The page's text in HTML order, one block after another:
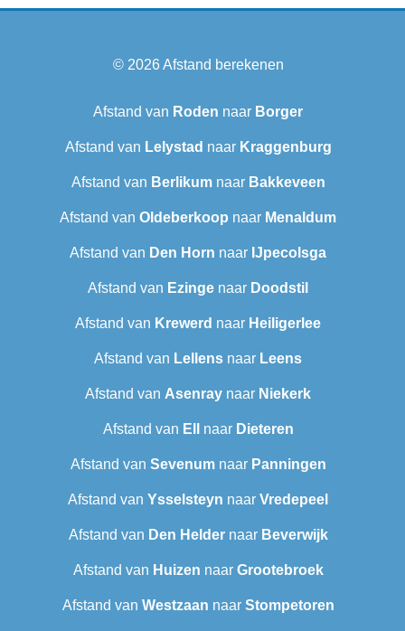
© 2026Afstand berekenen
Afstand van Roden naar Borger
Afstand van Lelystad naar Kraggenburg
Afstand van Berlikumnaar Bakkeveen
Afstand van Oldeberkoop naar Menaldum
Afstand van Den Horn naar IJpecolsga
Afstand van Ezinge naar Doodstil
Afstand van Krewerd naar Heiligerlee
Afstand van Lellens naar Leens
Afstand van Asenray naar Niekerk
Afstand van Ell naar Dieteren
Afstand van Sevenumnaar Panningen
Afstand van Ysselsteyn naar Vredepeel
Afstand van Den Heldernaar Beverwijk
Afstand van Huizen naar Grootebroek
Afstand van Westzaan naar Stompetoren